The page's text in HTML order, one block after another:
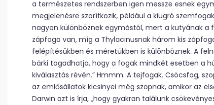
a természetes rendszerben igen messze esnek
megjelenésre szorítkozik, például a kiugró
nagyon különböznek egymástól, mert a kutyának a
zápfoga van, míg a Thylacinusnak három kis
felépítésükben és méretükben is különböznek. A
bárki tagadhatja, hogy a fogak mindkét esetben a
kiválasztás révén.” Hmmm. A tejfogak. Csöcsfog,
az emlősállatok kicsinyei még szopnak, amikor az
Darwin azt is írja, „hogy gyakran találunk